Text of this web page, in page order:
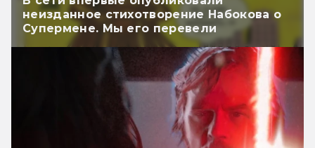
неизданное стихотворение Набокова о
Супермене. Мы его перевели